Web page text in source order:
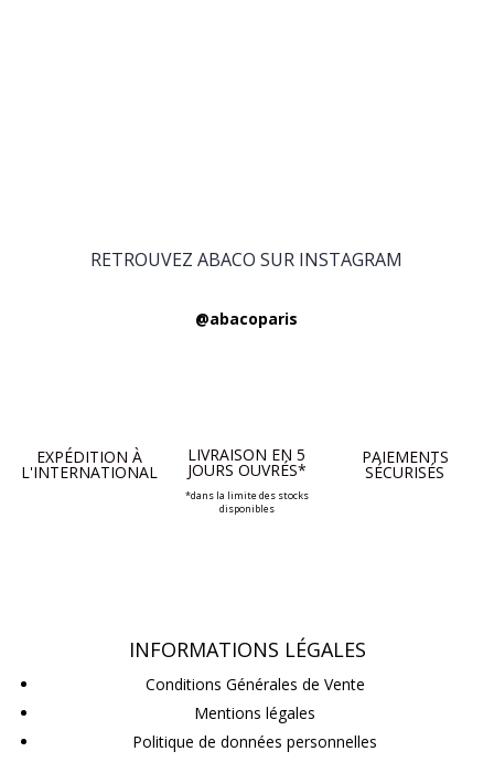
RETROUVEZ ABACO SUR INSTAGRAM
@abacoparis
EXPÉDITION À
L'INTERNATIONAL
LIVRAISON EN 5
JOURS OUVRÉS*
*dans la limite des stocks
disponibles
PAIEMENTS
SÉCURISÉS
INFORMATIONS LÉGALES
Conditions Générales de Vente
Mentions légales
Politique de données personnelles